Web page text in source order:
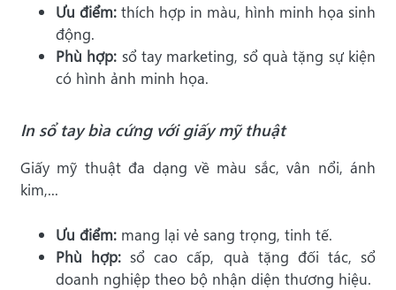
Ưu điểm: thích hợp in màu, hình minh họa sinh
động.
Phù hợp: sổ tay marketing, sổ quà tặng sự kiện
có hình ảnh minh họa.
In sổ tay bìa cứng với giấy mỹ thuật
Giấy mỹ thuật đa dạng về màu sắc, vân nổi, ánh
kim,...
Ưu điểm: mang lại vẻ sang trọng, tinh tế.
Phù hợp:sổ cao cấp, quà tặng đối tác, sổ
doanh nghiệp theo bộ nhận diện thương hiệu.